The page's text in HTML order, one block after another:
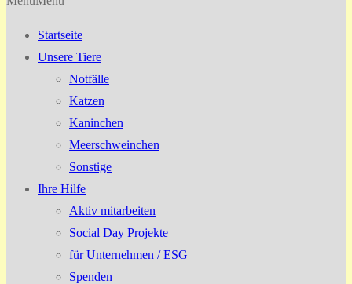
Startseite
Unsere Tiere
Notfälle
Katzen
Kaninchen
Meerschweinchen
Sonstige
Ihre Hilfe
Aktiv mitarbeiten
Social Day Projekte
für Unternehmen / ESG
Spenden